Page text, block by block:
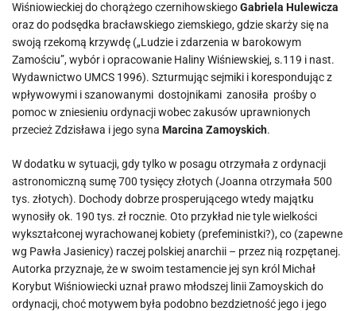
Wiśniowieckiej do chorążego czernihowskiegoGabriela Hulewicza
oraz do podsędka bracławskiego ziemskiego, gdzie skarży się na
swoją rzekomą krzywdę („Ludzie i zdarzenia w barokowym
Zamościu”, wybór i opracowanie Haliny Wiśniewskiej, s.119 i nast.
Wydawnictwo UMCS 1996). Szturmując sejmiki i korespondując z
wpływowymi i szanowanymi dostojnikami zanosiła prośby o
pomoc w zniesieniu ordynacji wobec zakusów uprawnionych
przecież Zdzisława i jego syna Marcina Zamoyskich.
W dodatku w sytuacji, gdy tylko w posagu otrzymała z ordynacji
astronomiczną sumę 700 tysięcy złotych (Joanna otrzymała 500
tys. złotych). Dochody dobrze prosperującego wtedy majątku
wynosiły ok. 190 tys. zł rocznie. Oto przykład nie tyle wielkości
wykształconej wyrachowanej kobiety (prefeministki?), co (zapewne
wg Pawła Jasienicy) raczej polskiej anarchii – przez nią rozpętanej.
Autorka przyznaje, że w swoim testamencie jej syn król Michał
Korybut Wiśniowiecki uznał prawo młodszej linii Zamoyskich do
ordynacji, choć motywem była podobno bezdzietność jego i jego